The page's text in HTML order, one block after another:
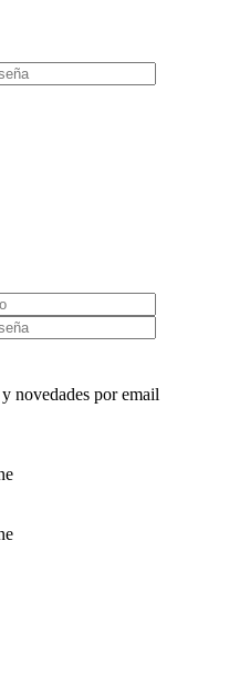
novedades por email